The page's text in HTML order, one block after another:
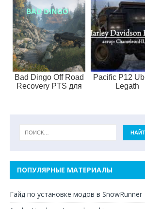
грузовик
повышенной
проходимости
Bad Dingo Off Road
Recovery PTS для
Pacific P12
Legath
ПОПУЛЯРНЫЕ МАТЕРИАЛЫ
Гайд по установке модов в SnowRunner